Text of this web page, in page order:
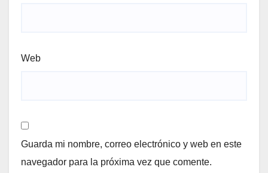
Web
Guarda mi nombre, correo electrónico y web en este
navegador para la próxima vez que comente.